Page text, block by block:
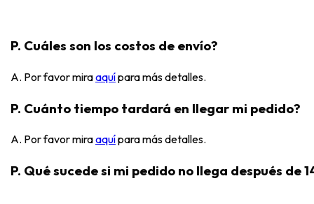
P. Cuáles son los costos de envío?
A. Por favor miraaquípara más detalles.
P. Cuánto tiempo tardará en llegar mi pedido?
A. Por favor miraaquípara más detalles.
P. Qué sucede si mi pedido no llega después de